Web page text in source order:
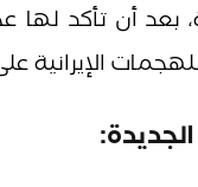
بعد أن تأكد
الإيرانية